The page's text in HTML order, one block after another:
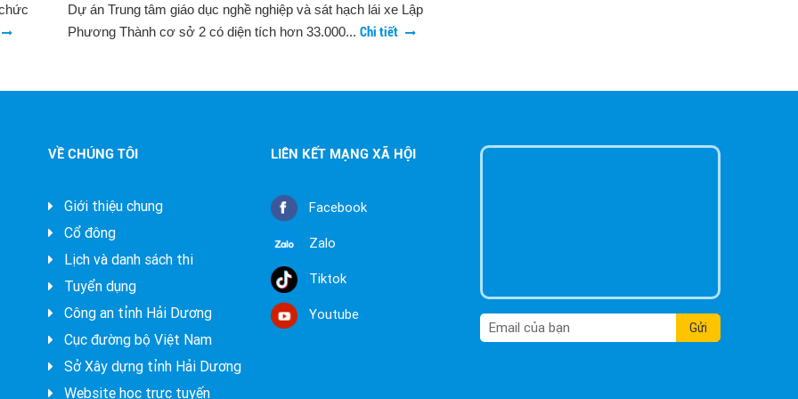
Lập
Theo quy định của Điều 60 Luật Giao thông đường bộ 2008
quy định về độ tuổi của người lái xe như sau:Chi tiết
VỀ CHÚNG TÔI
Giới thiệu chung
Cổ đông
Lịch và danh sách thi
Tuyển dụng
Công an tỉnh Hải Dương
Cục đường bộ Việt Nam
Sở Xây dựng tỉnh Hải Dương
Website học trực tuyến
LIÊN KẾT MẠNG XÃ HỘI
Facebook
Zalo
Tiktok
Youtube
Gửi